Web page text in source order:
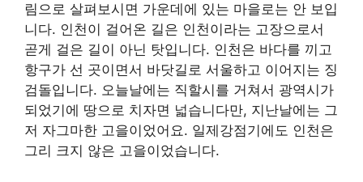
림으로 살펴보시면 가운데에 있는 마을로는 안 보입
니다. 인천이 걸어온 길은 인천이라는 고장으로서
곧게 걸은 길이 아닌 탓입니다. 인천은 바다를 끼고
항구가 선 곳이면서 바닷길로 서울하고 이어지는 징
검돌입니다. 오늘날에는 직할시를 거쳐서 광역시가
되었기에 땅으로 치자면 넓습니다만, 지난날에는 그
저 자그마한 고을이었어요. 일제강점기에도 인천은
그리 크지 않은 고을이었습니다.